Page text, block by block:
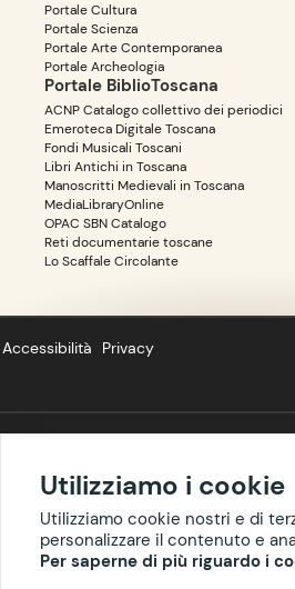
Portale Cultura
Portale Scienza
Portale Arte Contemporanea
Portale Archeologia
Portale BiblioToscana
ACNP Catalogo collettivo dei periodici
Emeroteca Digitale Toscana
Fondi Musicali Toscani
Libri Antichi in Toscana
Manoscritti Medievali in Toscana
MediaLibraryOnline
OPAC SBN Catalogo
Reti documentarie toscane
Lo Scaffale Circolante
Accessibilità Privacy
risorse. I contenuti estratti da Wikipedia
cc-by-sa
Utilizziamo i cookie
Utilizziamo cookie nostri e di
personalizzare il contenuto e
Per saperne di più riguardo i